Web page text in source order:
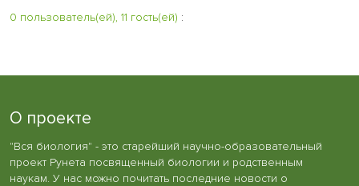
0 пользователь(ей), 11 гость(ей) :
О проекте
"Вся биология" - это старейший научно-образовательный
проект Рунета посвященный биологии и родственным
наукам. У нас можно почитать последние новости о